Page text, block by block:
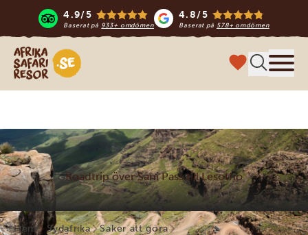
4.9/5
Baserat på 933+ omdömen
4.8/5
Baserat på 578+ omdömen
Safari-resor i Afrika
Roadtrip över Sani Pass till Lesotho
Hem Sydafrika
Saker att göra